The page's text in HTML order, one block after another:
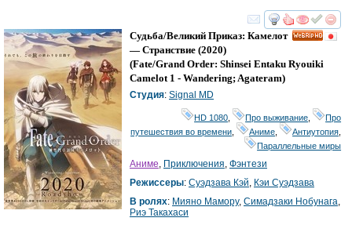
смотреть
Судьба/Великий Приказ: Камелот
— Странствие (2020)
(Fate/Grand Order: Shinsei Entaku Ryouiki
Camelot 1 - Wandering; Agateram)
Студия: Signal MD
HD 1080 Про выживание
Про
путешествия во времени
Аниме Антиутопия
Параллельные миры
Аниме, Приключения, Фэнтези
Режиссеры: Суэдзава Кэй, Кэи Суэдзава
В ролях: Мияно Мамору, Симадзаки Нобунага,
Риэ Такахаси